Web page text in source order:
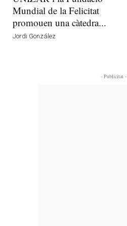
Mundial de la Felicitat
promouen una càtedra...
Jordi González
- Publicitat -